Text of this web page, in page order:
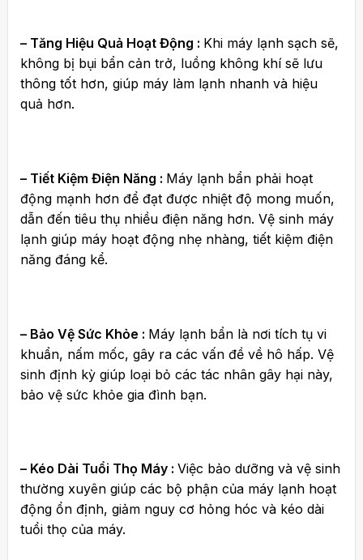
– Tăng Hiệu Quả Hoạt Động : Khi máy lạnh sạch sẽ,
không bị bụi bẩn cản trở, luồng không khí sẽ lưu
thông tốt hơn, giúp máy làm lạnh nhanh và hiệu
quả hơn.
– Tiết Kiệm Điện Năng : Máy lạnh bẩn phải hoạt
động mạnh hơn để đạt được nhiệt độ mong muốn,
dẫn đến tiêu thụ nhiều điện năng hơn. Vệ sinh máy
lạnh giúp máy hoạt động nhẹ nhàng, tiết kiệm điện
năng đáng kể.
– Bảo Vệ Sức Khỏe : Máy lạnh bẩn là nơi tích tụ vi
khuẩn, nấm mốc, gây ra các vấn đề về hô hấp. Vệ
sinh định kỳ giúp loại bỏ các tác nhân gây hại này,
bảo vệ sức khỏe gia đình bạn.
– Kéo Dài Tuổi Thọ Máy : Việc bảo dưỡng và vệ sinh
thường xuyên giúp các bộ phận của máy lạnh hoạt
động ổn định, giảm nguy cơ hỏng hóc và kéo dài
tuổi thọ của máy.